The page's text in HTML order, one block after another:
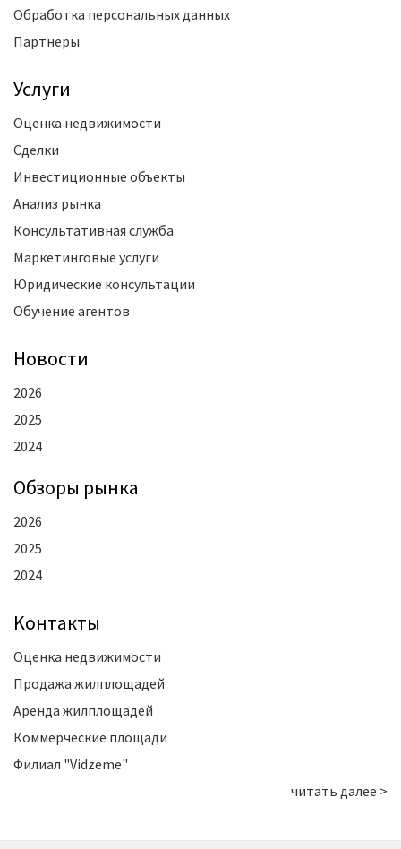
Обработка персональных данных
Партнеры
Услуги
Оценка недвижимости
Сделки
Инвестиционные объекты
Анализ рынка
Консультативная служба
Маркетинговые услуги
Юридические консультации
Обучение агентов
Новости
2026
2025
2024
Oбзоры рынка
2026
2025
2024
Kонтакты
Оценка недвижимости
Продажа жилплощадей
Аренда жилплощадей
Коммерческие площади
Филиал "Vidzeme"
читать далее >